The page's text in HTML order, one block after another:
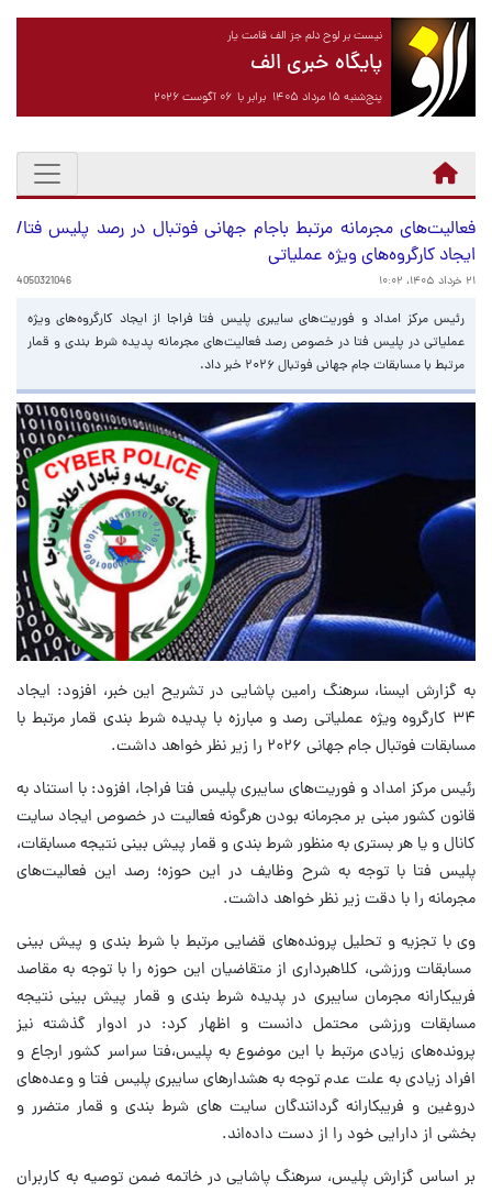
نیست بر لوح دلم جز الف قامت یار
پایگاه خبری الف
پنج‌شنبه ۱۵ مرداد ۱۴۰۵ برابر با ۰۶ آگوست ۲۰۲۶
فعالیت‌های مجرمانه مرتبط باجام جهانی فوتبال در رصد پلیس فتا/
ایجاد کارگروه‌های ویژه عملیاتی
۲۱ خرداد ۱۴۰۵، ۱۰:۰۲ 4050321046
رئیس مرکز امداد و فوریت‌های سایبری پلیس فتا فراجا از ایجاد کارگروه‌های ویژه
عملیاتی در پلیس فتا در خصوص رصد فعالیت‌های مجرمانه پدیده شرط بندی و قمار
مرتبط با مسابقات جام جهانی فوتبال ۲۰۲۶ خبر داد.
به گزارش ایسنا، سرهنگ رامین پاشایی در تشریح این خبر، افزود: ایجاد
۳۴ کارگروه ویژه عملیاتی رصد و مبارزه با پدیده شرط بندی قمار مرتبط با
مسابقات فوتبال جام جهانی ۲۰۲۶ را زیر نظر خواهد داشت.
رئیس مرکز امداد و فوریت‌های سایبری پلیس فتا فراجا، افزود: با استناد به
قانون کشور مبنی بر مجرمانه بودن هرگونه فعالیت در خصوص ایجاد سایت
کانال و یا هر بستری به منظور شرط بندی و قمار پیش بینی نتیجه مسابقات،
پلیس فتا با توجه به شرح وظایف در این حوزه؛ رصد این فعالیت‌های
مجرمانه را با دقت زیر نظر خواهد داشت.
وی با تجزیه و تحلیل پرونده‌های قضایی مرتبط با شرط بندی و پیش بینی
مسابقات ورزشی، کلاهبرداری از متقاضیان این حوزه را با توجه به مقاصد
فریبکارانه مجرمان سایبری در پدیده شرط بندی و قمار پیش بینی نتیجه
مسابقات ورزشی محتمل دانست و اظهار کرد: در ادوار گذشته نیز
پرونده‌های زیادی مرتبط با این موضوع به پلیس،فتا سراسر کشور ارجاع و
افراد زیادی به علت عدم توجه به هشدارهای سایبری پلیس فتا و وعده‌های
دروغین و فریبکارانه گردانندگان سایت های شرط بندی و قمار متضرر و
بخشی از دارایی خود را از دست داده‌اند.
بر اساس گزارش پلیس، سرهنگ پاشایی در خاتمه ضمن توصیه به کاربران